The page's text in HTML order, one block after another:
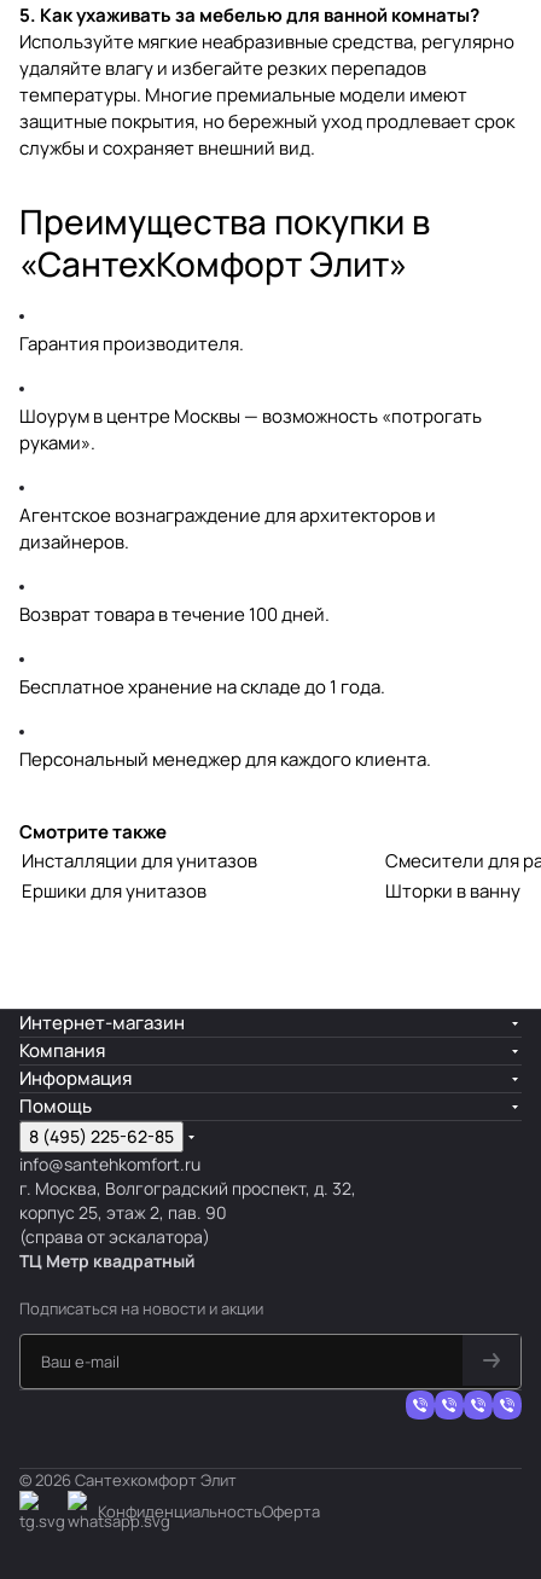
5. Как ухаживать за мебелью для ванной комнаты?
Используйте мягкие неабразивные средства, регулярно
удаляйте влагу и избегайте резких перепадов
температуры. Многие премиальные модели имеют
защитные покрытия, но бережный уход продлевает срок
службы и сохраняет внешний вид.
Преимущества покупки в
«СантехКомфорт Элит»
Гарантия производителя.
Шоурум в центре Москвы — возможность «потрогать
руками».
Агентское вознаграждение для архитекторов и
дизайнеров.
Возврат товара в течение 100 дней.
Бесплатное хранение на складе до 1 года.
Персональный менеджер для каждого клиента.
Смотрите также
Инсталляции для унитазов
Смесители для
Ершики для унитазов
Шторки в ванну
Интернет-магазин
Компания
Информация
Помощь
8 (495) 225-62-85
info@santehkomfort.ru
г. Москва, Волгоградский проспект, д. 32,
корпус 25, этаж 2, пав. 90
(справа от эскалатора)
ТЦ Метр квадратный
Подписаться на новости и акции
© 2026 Сантехкомфорт Элит
КонфиденциальностьОферта